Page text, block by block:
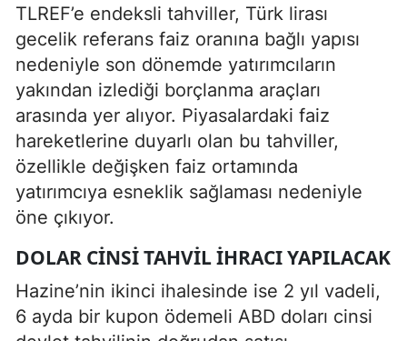
TLREF’e endeksli tahviller, Türk lirası
gecelik referans faiz oranına bağlı yapısı
nedeniyle son dönemde yatırımcıların
yakından izlediği borçlanma araçları
arasında yer alıyor. Piyasalardaki faiz
hareketlerine duyarlı olan bu tahviller,
özellikle değişken faiz ortamında
yatırımcıya esneklik sağlaması nedeniyle
öne çıkıyor.
DOLAR CINSI TAHVIL IHRACI YAPILACAK
Hazine’nin ikinci ihalesinde ise 2 yıl vadeli,
6 ayda bir kupon ödemeli ABD doları cinsi